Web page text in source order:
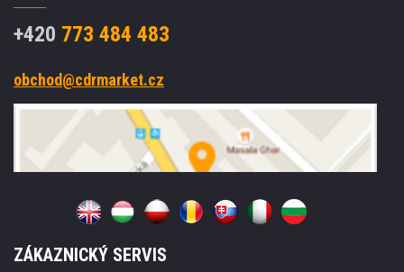
+420 773 484 483
obchod@cdrmarket.cz
ZÁKAZNICKÝ SERVIS